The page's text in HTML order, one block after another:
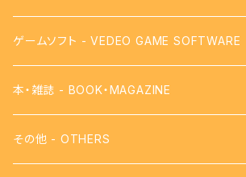
ゲームソフト - VEDEO GAME SOFTWARE
【FC】ファミコン - FAMICOM
【FDS】ディスクシステム - DISK SYSTEM
本・雑誌 - BOOK・MAGAZINE
攻略本
その他 - OTHERS